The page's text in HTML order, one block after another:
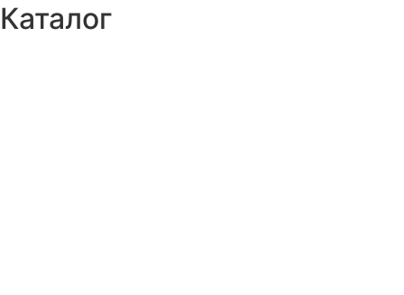
Каталог